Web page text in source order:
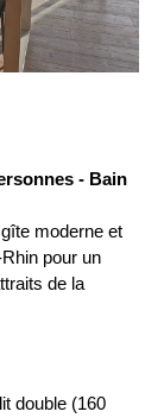
- Bain
moderne et
pour un
de la
double (160